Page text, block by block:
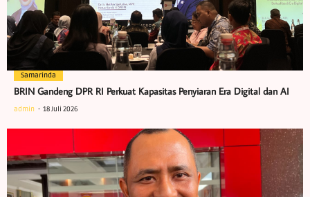
Samarinda
BRIN Gandeng DPR RI Perkuat Kapasitas Penyiaran Era Digital dan AI
admin 18 Juli 2026